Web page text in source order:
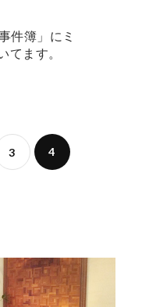
件簿」にミ
てます。
3 4